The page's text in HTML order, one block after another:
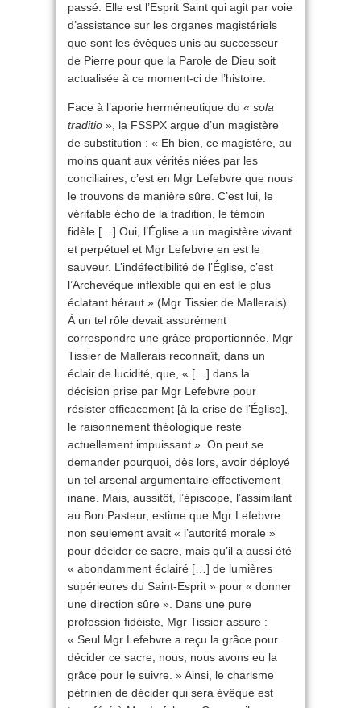
passé. Elle est l’Esprit Saint qui agit par voie
d’assistance sur les organes magistériels
que sont les évêques unis au successeur
de Pierre pour que la Parole de Dieu soit
actualisée à ce moment-ci de l’histoire.
Face à l’aporie herméneutique du « sola
traditio », la FSSPX argue d’un magistère
de substitution : « Eh bien, ce magistère, au
moins quant aux vérités niées par les
conciliaires, c’est en Mgr Lefebvre que nous
le trouvons de manière sûre. C’est lui, le
véritable écho de la tradition, le témoin
fidèle […] Oui, l’Église a un magistère vivant
et perpétuel et Mgr Lefebvre en est le
sauveur. L’indéfectibilité de l’Église, c’est
l’Archevêque inflexible qui en est le plus
éclatant héraut » (Mgr Tissier de Mallerais).
À un tel rôle devait assurément
correspondre une grâce proportionnée. Mgr
Tissier de Mallerais reconnaît, dans un
éclair de lucidité, que, « […] dans la
décision prise par Mgr Lefebvre pour
résister efficacement [à la crise de l’Église],
le raisonnement théologique reste
actuellement impuissant ». On peut se
demander pourquoi, dès lors, avoir déployé
un tel arsenal argumentaire effectivement
inane. Mais, aussitôt, l’épiscope, l’assimilant
au Bon Pasteur, estime que Mgr Lefebvre
non seulement avait « l’autorité morale »
pour décider ce sacre, mais qu’il a aussi été
« abondamment éclairé […] de lumières
supérieures du Saint-Esprit » pour « donner
une direction sûre ». Dans une pure
profession fidéiste, Mgr Tissier assure :
« Seul Mgr Lefebvre a reçu la grâce pour
décider ce sacre, nous, nous avons eu la
grâce pour le suivre. » Ainsi, le charisme
pétrinien de décider qui sera évêque est